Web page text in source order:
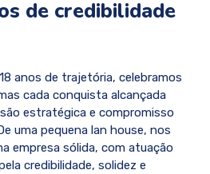
de credibilidade
anos de trajetória, celebramos
cada conquista alcançada
estratégica e compromisso
uma pequena lan house, nos
empresa sólida, com atuação
credibilidade, solidez e